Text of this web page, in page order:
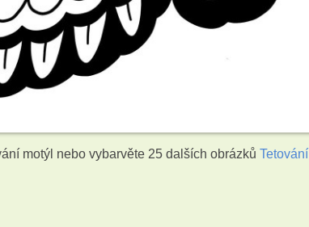
motýl nebo vybarvěte 25 dalších obrázkůTetování